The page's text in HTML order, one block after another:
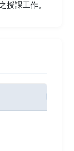
授課工作。